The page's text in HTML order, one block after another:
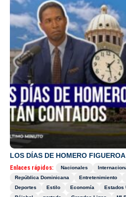
LOS DÍAS DE HOMERO
Enlaces rápidos: Nacionales
República Dominicana
Entretenimiento
Deportes
Estilo Economía Estados